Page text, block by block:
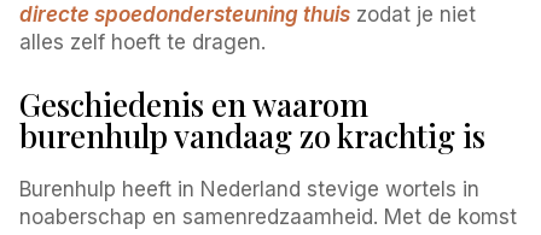
directe spoedondersteuning thuis zodat je niet
alles zelf hoeft te dragen.
Geschiedenis en waarom
burenhulp vandaag zo krachtig is
Burenhulp heeft in Nederland stevige wortels in
noaberschap en samenredzaamheid. Met de komst